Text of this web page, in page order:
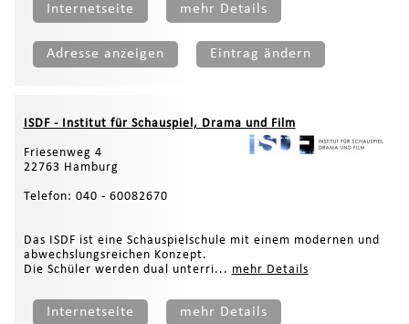
Internetseite mehr Details
Adresse anzeigen Eintrag ändern
ISDF - Institut für Schauspiel, Drama und Film
Friesenweg 4
22763 Hamburg
Telefon: 040 - 60082670
Das ISDF ist eine Schauspielschule mit einem modernen und
abwechslungsreichen Konzept.
Die Schüler werden dual unterri... mehr Details
Internetseite mehr Details